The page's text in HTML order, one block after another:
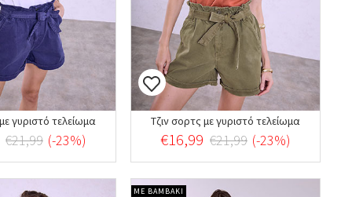
γυριστό τελείωμα
€21,99 (-23%)
Τζιν σορτς με γυριστό τελείωμα
€16,99 €21,99 (-23%)
ΜΕ ΒΑΜΒΑΚΙ